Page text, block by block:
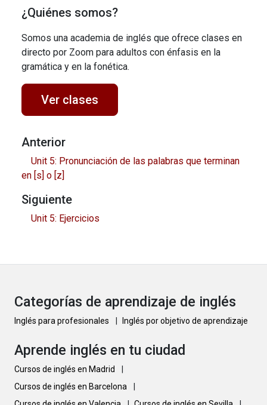
¿Quiénes somos?
Somos una academia de inglés que ofrece clases en
directo por Zoom para adultos con énfasis en la
gramática y en la fonética.
Ver clases
Anterior
Unit 5: Pronunciación de las palabras que terminan
en [s] o [z]
Siguiente
Unit 5: Ejercicios
Categorías de aprendizaje de inglés
Inglés para profesionales Inglés por objetivo de aprendizaje
Aprende inglés en tu ciudad
Cursos de inglés en Madrid
Cursos de inglés en Barcelona